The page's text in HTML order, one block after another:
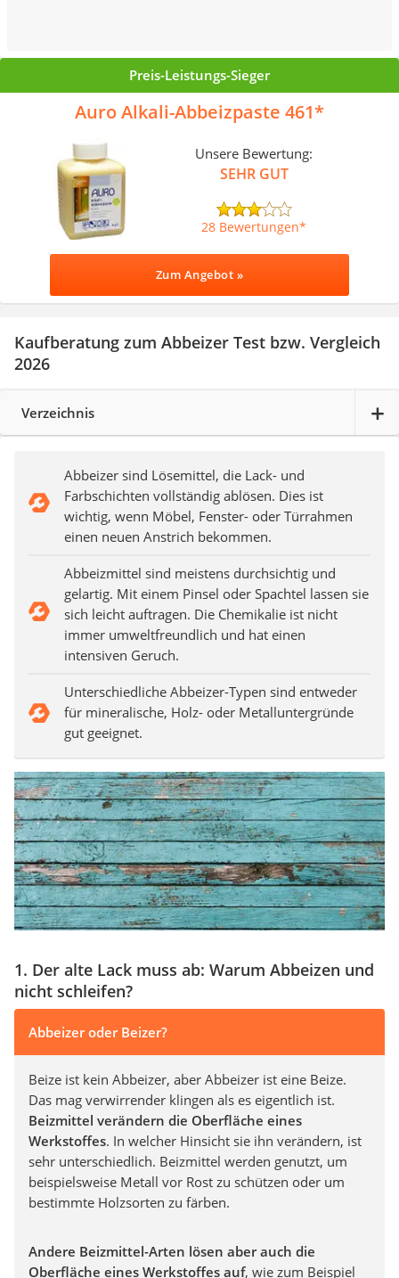
Preis-Leistungs-Sieger
Auro Alkali-Abbeizpaste 461
Unsere Bewertung:
SEHR GUT
28 Bewertungen
Zum Angebot »
Kaufberatung zum Abbeizer Test bzw. Vergleich
2026
Verzeichnis
Abbeizer sind Lösemittel, die Lack- und
Farbschichten vollständig ablösen. Dies ist
wichtig, wenn Möbel, Fenster- oder Türrahmen
einen neuen Anstrich bekommen.
Abbeizmittel sind meistens durchsichtig und
gelartig. Mit einem Pinsel oder Spachtel lassen sie
sich leicht auftragen. Die Chemikalie ist nicht
immer umweltfreundlich und hat einen
intensiven Geruch.
Unterschiedliche Abbeizer-Typen sind entweder
für mineralische, Holz- oder Metalluntergründe
gut geeignet.
1. Der alte Lack muss ab: Warum Abbeizen und
nicht schleifen?
Abbeizer oder Beizer?
Beize ist kein Abbeizer, aber Abbeizer ist eine Beize.
Das mag verwirrender klingen als es eigentlich ist.
Beizmittel verändern die Oberfläche eines
Werkstoffes. In welcher Hinsicht sie ihn verändern, ist
sehr unterschiedlich. Beizmittel werden genutzt, um
beispielsweise Metall vor Rost zu schützen oder um
bestimmte Holzsorten zu färben.
Andere Beizmittel-Arten lösen aber auch die
Oberfläche eines Werkstoffes auf, wie zum Beispiel